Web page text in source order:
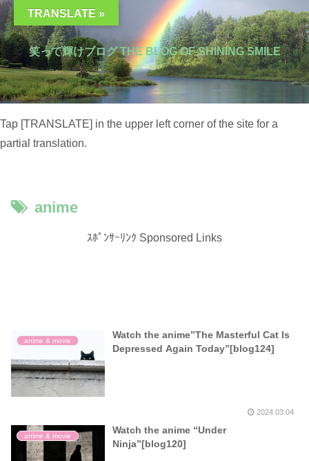
笑って輝けブログ THE BLOG OF SHINING SMILE
Tap [TRANSLATE] in the upper left corner of the site for a
partial translation.
anime
ｽﾎﾟﾝｻｰﾘﾝｸ Sponsored Links
anime & movie
Watch the anime”The Masterful Cat Is
Depressed Again Today”[blog124]
2024.03.04
anime & movie
Watch the anime “Under
Ninja”[blog120]
TRANSLATE »